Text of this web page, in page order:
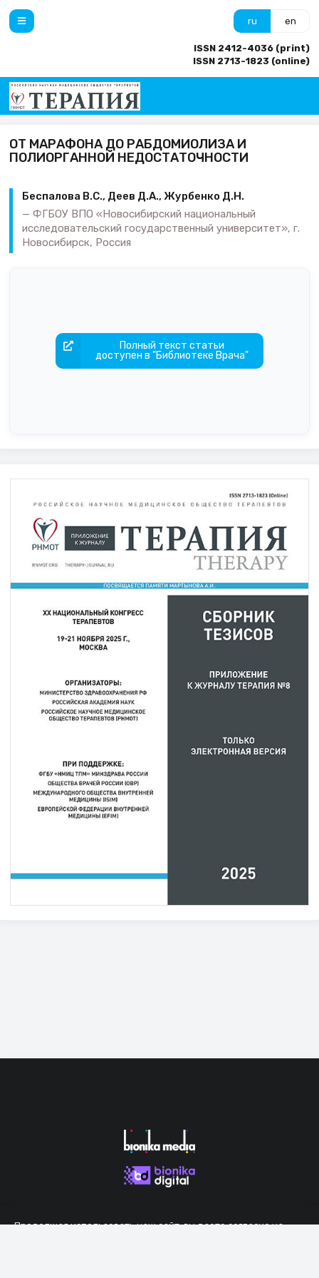
ru en
ISSN 2412-4036 (print)
ISSN 2713-1823 (online)
ОТ МАРАФОНА ДО РАБДОМИОЛИЗА И
ПОЛИОРГАННОЙ НЕДОСТАТОЧНОСТИ
Беспалова В.С., Деев Д.А., Журбенко Д.Н.
ФГБОУ ВПО «Новосибирский национальный
исследовательский государственный университет», г.
Новосибирск, Россия
Полный текст статьи
доступен в "Библиотеке Врача"
Продолжая использовать наш сайт, вы даете согласие на